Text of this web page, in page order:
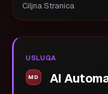
Ciljna Stranica
USLUGA
AI